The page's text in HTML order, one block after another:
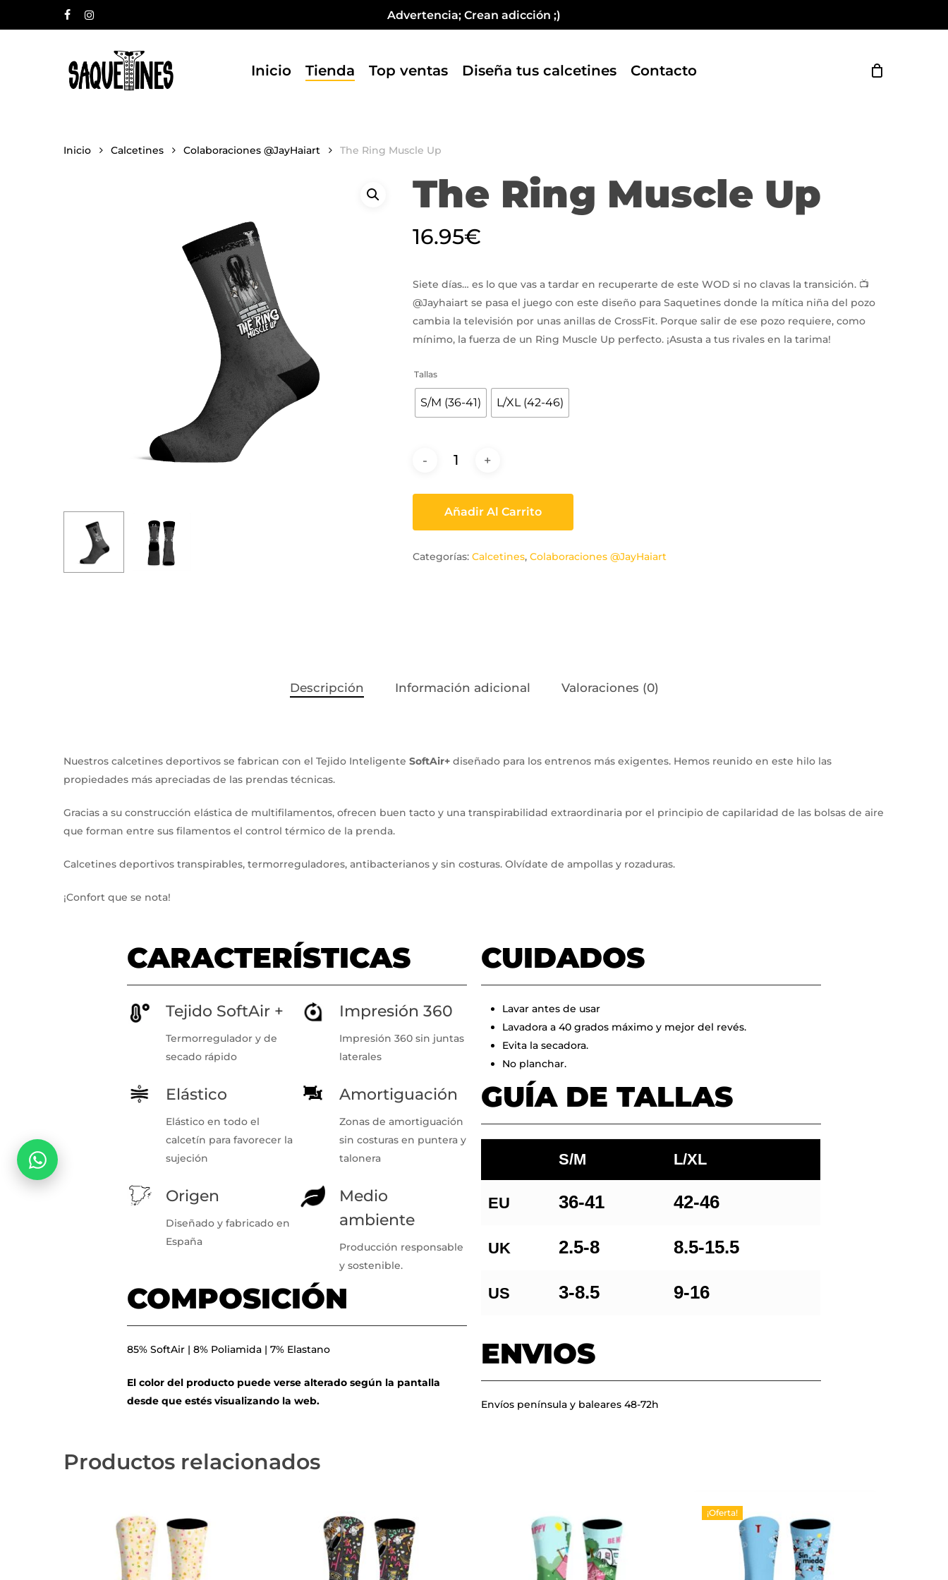
to
facebookinstagram Advertencia; Crean adicción ;)
Fabricados en España
Inicio Tienda Top ventas Diseña tus calcetines Contacto
Cart Close
Inicio Calcetines Colaboraciones @JayHaiart The Ring Muscle Up
The Ring Muscle Up
16.95€
Siete días… es lo que vas a tardar en recuperarte de este WOD si no clavas la transición. 📺
@Jayhaiart se pasa el juego con este diseño para Saquetines donde la mítica niña del pozo
cambia la televisión por unas anillas de CrossFit. Porque salir de ese pozo requiere, como
mínimo, la fuerza de un Ring Muscle Up perfecto. ¡Asusta a tus rivales en la tarima!
Tallas
S/M (36-41) L/XL (42-46)
Añadir Al Carrito
Categorías: Calcetines, Colaboraciones @JayHaiart
Descripción Información adicional Valoraciones (0)
Nuestros calcetines deportivos se fabrican con el Tejido Inteligente SoftAir+ diseñado para los entrenos más exigentes. Hemos reunido en este hilo las
propiedades más apreciadas de las prendas técnicas.
Gracias a su construcción elástica de multifilamentos, ofrecen buen tacto y una transpirabilidad extraordinaria por el principio de capilaridad de las bolsas de aire
que forman entre sus filamentos el control térmico de la prenda.
Calcetines deportivos transpirables, termorreguladores, antibacterianos y sin costuras. Olvídate de ampollas y rozaduras.
¡Confort que se nota!
CARACTERÍSTICAS
Tejido SoftAir +
Termorregulador y de
secado rápido
Elástico
Elástico en todo el
calcetín para favorecer la
sujeción
Origen
Diseñado y fabricado en
España
Impresión 360
Impresión 360 sin juntas
laterales
Amortiguación
Zonas de amortiguación
sin costuras en puntera y
talonera
Medio
ambiente
Producción responsable
y sostenible.
COMPOSICIÓN
85% SoftAir | 8% Poliamida | 7% Elastano
El color del producto puede verse alterado según la pantalla
desde que estés visualizando la web.
CUIDADOS
Lavar antes de usar
Lavadora a 40 grados máximo y mejor del revés.
Evita la secadora.
No planchar.
GUÍA DE TALLAS
S/M L/XL
EU 36-41 42-46
UK 2.5-8 8.5-15.5
US 3-8.5 9-16
ENVIOS
Envíos península y baleares 48-72h
Productos relacionados
¡Oferta!